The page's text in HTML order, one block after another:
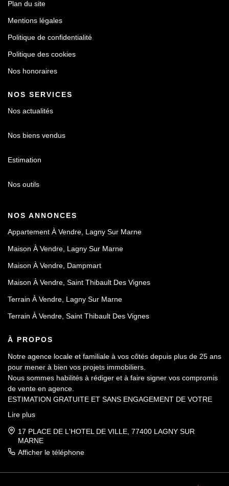
Plan du site
Mentions légales
Politique de confidentialité
Politique des cookies
Nos honoraires
NOS SERVICES
Nos actualités
Nos biens vendus
Estimation
Nos outils
NOS ANNONCES
Appartement À Vendre, Lagny Sur Marne
Maison À Vendre, Lagny Sur Marne
Maison À Vendre, Dampmart
Maison À Vendre, Saint Thibault Des Vignes
Terrain À Vendre, Lagny Sur Marne
Terrain À Vendre, Saint Thibault Des Vignes
À PROPOS
Notre agence locale et familiale à vos côtés depuis plus de 25 ans
pour mener à bien vos projets immobiliers.
Nous sommes habilités à rédiger et à faire signer vos compromis
de vente en agence.
ESTIMATION GRATUITE ET SANS ENGAGEMENT DE VOTRE
Lire plus
17 PLACE DE L'HOTEL DE VILLE, 77400 LAGNY SUR
MARNE
Afficher le téléphone